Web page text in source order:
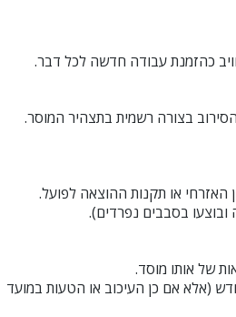
כהזמנת עבודה חדשה לכל דבר.
בצורה רשמית בתצהיר המוסר.
או תקנות ההוצאה לפועל.
ובוצעו בסבבים נפרדים).
של אותו מוסד.
(אלא אם כן העיכוב או הטעות במועד